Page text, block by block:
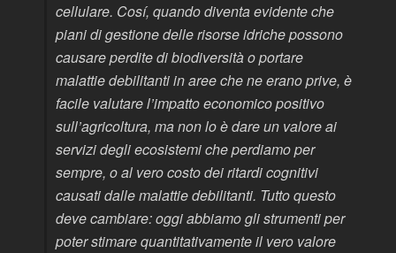
cellulare. Cosí, quando diventa evidente che
piani di gestione delle risorse idriche possono
causare perdite di biodiversità o portare
malattie debilitanti in aree che ne erano prive, è
facile valutare l’impatto economico positivo
sull’agricoltura, ma non lo è dare un valore ai
servizi degli ecosistemi che perdiamo per
sempre, o al vero costo dei ritardi cognitivi
causati dalle malattie debilitanti. Tutto questo
deve cambiare: oggi abbiamo gli strumenti per
poter stimare quantitativamente il vero valore